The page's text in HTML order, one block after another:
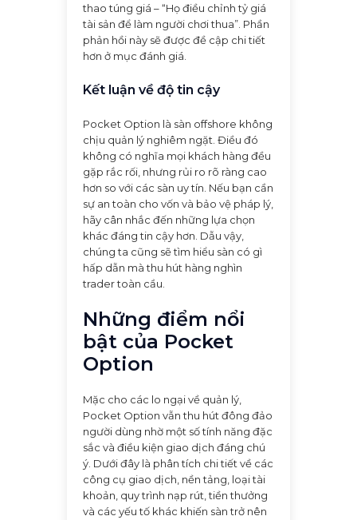
thao túng giá – “Họ điều chỉnh tỷ giá
tài sản để làm người chơi thua”. Phần
phản hồi này sẽ được đề cập chi tiết
hơn ở mục đánh giá.
Kết luận về độ tin cậy
Pocket Option là sàn offshore không
chịu quản lý nghiêm ngặt. Điều đó
không có nghĩa mọi khách hàng đều
gặp rắc rối, nhưng rủi ro rõ ràng cao
hơn so với các sàn uy tín. Nếu bạn cần
sự an toàn cho vốn và bảo vệ pháp lý,
hãy cân nhắc đến những lựa chọn
khác đáng tin cậy hơn. Dẫu vậy,
chúng ta cũng sẽ tìm hiểu sàn có gì
hấp dẫn mà thu hút hàng nghìn
trader toàn cầu.
Những điểm nổi
bật của Pocket
Option
Mặc cho các lo ngại về quản lý,
Pocket Option vẫn thu hút đông đảo
người dùng nhờ một số tính năng đặc
sắc và điều kiện giao dịch đáng chú
ý. Dưới đây là phân tích chi tiết về các
công cụ giao dịch, nền tảng, loại tài
khoản, quy trình nạp rút, tiền thưởng
và các yếu tố khác khiến sàn trở nên